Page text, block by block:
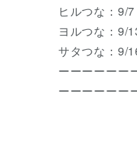
ヒルつな：9/
ヨルつな：9/
サタつな：9/
ーーーーーー
ーーーーーー